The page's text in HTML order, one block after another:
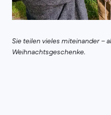
Sie teilen vieles miteinander –
Weihnachtsgeschenke.